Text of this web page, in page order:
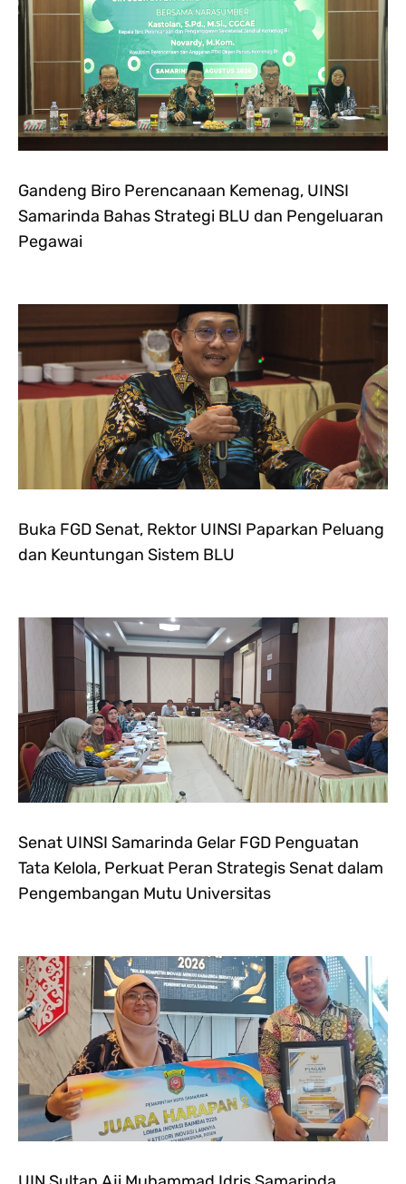
Gandeng Biro Perencanaan Kemenag, UINSI
Samarinda Bahas Strategi BLU dan Pengeluaran
Pegawai
Buka FGD Senat, Rektor UINSI Paparkan Peluang
dan Keuntungan Sistem BLU
Senat UINSI Samarinda Gelar FGD Penguatan
Tata Kelola, Perkuat Peran Strategis Senat dalam
Pengembangan Mutu Universitas